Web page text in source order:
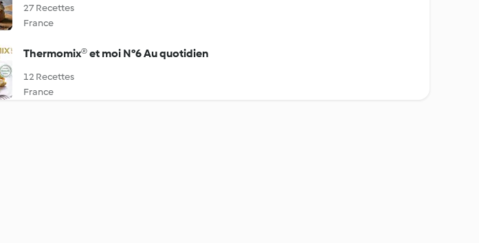
27 Recettes
France
Thermomix® et moi N°6 Au quotidien
12 Recettes
France